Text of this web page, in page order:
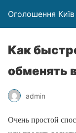
Оголошення Київ
Как
обменять
admin
Очень простой